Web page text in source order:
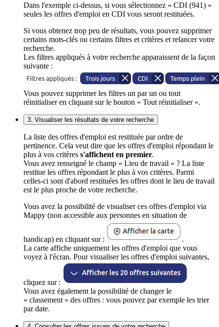
Dans l'exemple ci-dessus, si vous sélectionnez « CDI (941) »
seules les offres d'emploi en CDI vous seront restituées.
Si vous obtenez trop peu de résultats, vous pouvez supprimer
certains mots-clés ou certains filtres et critères et relancer votre
recherche.
Les filtres appliqués à votre recherche apparaissent de la façon
suivante :
Vous pouvez supprimer les filtres un par un ou tout
réinitialiser en cliquant sur le bouton « Tout réinitialiser ».
3. Visualiser les résultats de votre recherche
La liste des offres d'emploi est restituée par ordre de
pertinence. Cela veut dire que les offres d'emploi répondant le
plus à vos critères s'affichent en premier.
Vous avez renseigné le champ « Lieu de travail » ? La liste
restitue les offres répondant le plus à vos critères. Parmi
celles-ci sont d'abord restituées les offres dont le lieu de travail
est le plus proche de votre recherche.
Vous avez la possibilité de visualiser ces offres d'emploi via
Mappy (non accessible aux personnes en situation de
handicap) en cliquant sur :
.
La carte affiche uniquement les offres d'emploi que vous
voyez à l'écran. Pour visualiser les offres d'emploi suivantes,
cliquez sur :
Vous avez également la possibilité de changer le
« classement » des offres : vous pouvez par exemple les trier
par date.